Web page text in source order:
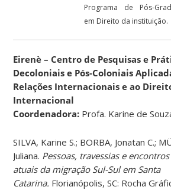
Programa de Pós-
em Direito da instituição.
Eirenè – Centro de Pesquisas e
Decoloniais e Pós-Coloniais
Relações Internacionais e ao
Internacional
Coordenadora: Profa. Karine de
SILVA, Karine S.; BORBA, Jonatan C.;
Juliana. Pessoas, travessias e
atuais da migração Sul-Sul em Santa
Catarina. Florianópolis, SC: Rocha